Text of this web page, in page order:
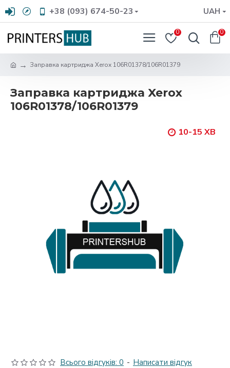
+38 (093) 674-50-23 UAH
0 0
Заправка картриджа Xerox 106R01378/106R01379
Заправка картриджа Xerox
106R01378/106R01379
10-15 ХВ
Всього відгуків: 0 - Написати відгук